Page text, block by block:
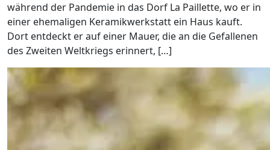
während der Pandemie in das Dorf La Paillette, wo er in
einer ehemaligen Keramikwerkstatt ein Haus kauft.
Dort entdeckt er auf einer Mauer, die an die Gefallenen
des Zweiten Weltkriegs erinnert, […]